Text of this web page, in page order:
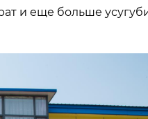
и еще больше